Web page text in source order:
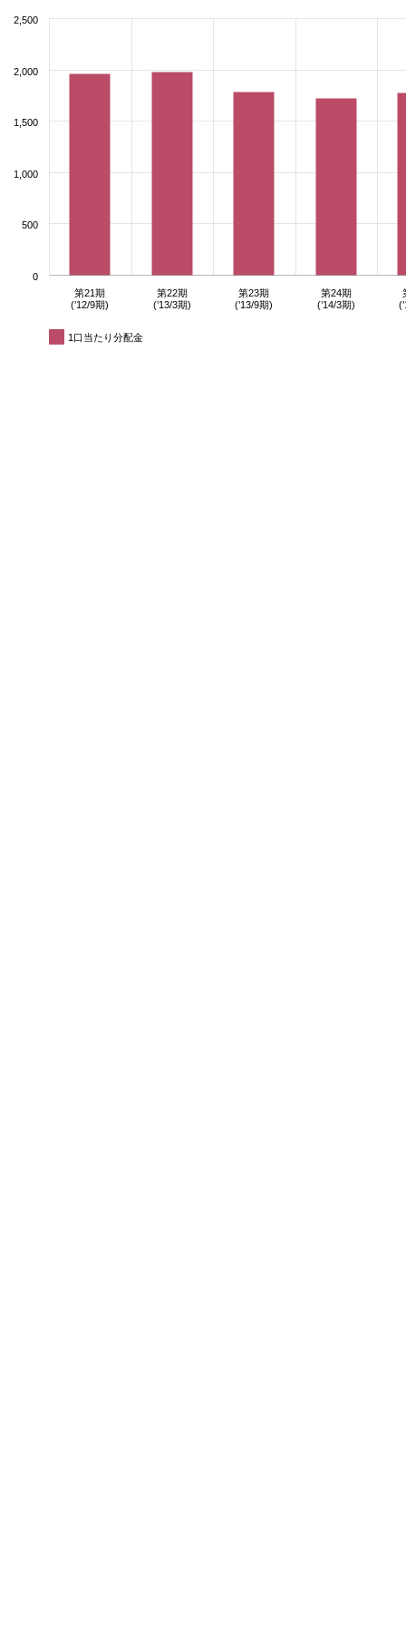
第21期
(’12/9期)
第22期
(’13/3期)
第23期
(’13/9期)
第24期
(’14/3期)
0
500
1,000
1,500
2,000
2,500
1口当たり分配金